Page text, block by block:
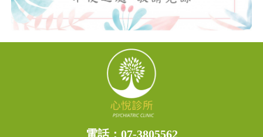
電話： 07-3805562